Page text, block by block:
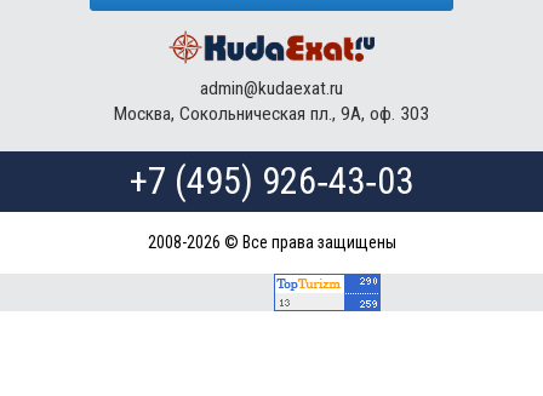
admin@kudaexat.ru
Москва, Сокольническая пл., 9А, оф. 303
+7 (495) 926‑43‑03
2008-2026 © Все права защищены